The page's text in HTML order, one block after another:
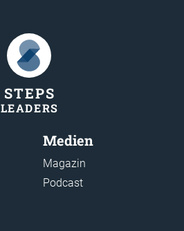
STEPS
LEADERS
Medien
Magazin
Podcast